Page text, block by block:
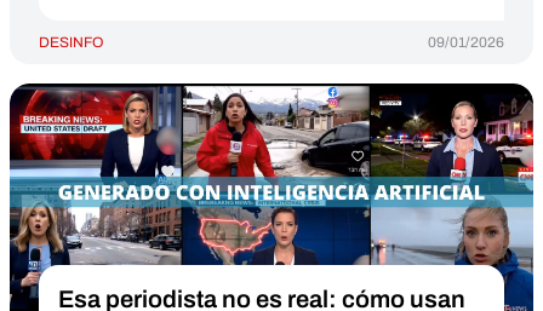
DESINFO 09/01/2026
Esa periodista no es real: cómo usan